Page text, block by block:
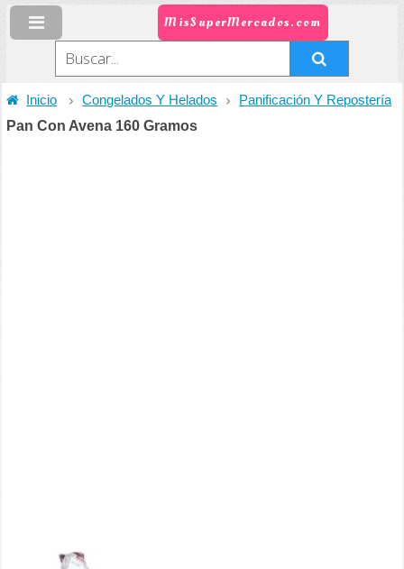
MisSuperMercados.com
Inicio Congelados Y Helados Panificación Y Repostería
Pan Con Avena 160 Gramos